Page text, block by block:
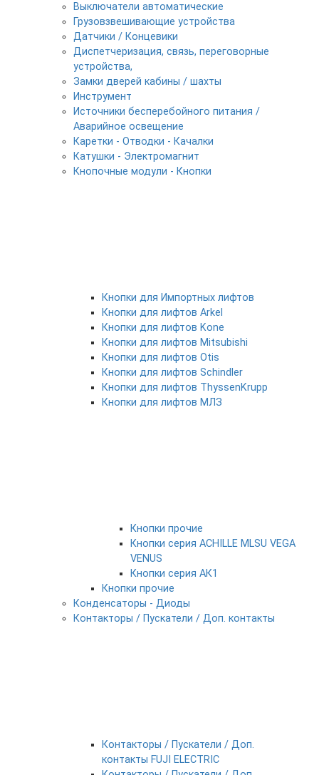
Выключатели автоматические
Грузовзвешивающие устройства
Датчики / Концевики
Диспетчеризация, связь, переговорные
устройства,
Замки дверей кабины / шахты
Инструмент
Источники бесперебойного питания /
Аварийное освещение
Каретки - Отводки - Качалки
Катушки - Электромагнит
Кнопочные модули - Кнопки
Кнопки для Импортных лифтов
Кнопки для лифтов Arkel
Кнопки для лифтов Kone
Кнопки для лифтов Mitsubishi
Кнопки для лифтов Otis
Кнопки для лифтов Schindler
Кнопки для лифтов ThyssenKrupp
Кнопки для лифтов МЛЗ
Кнопки прочие
Кнопки серия ACHILLE MLSU VEGA
VENUS
Кнопки серия АК1
Кнопки прочие
Конденсаторы - Диоды
Контакторы / Пускатели / Доп. контакты
Контакторы / Пускатели / Доп.
контакты FUJI ELECTRIC